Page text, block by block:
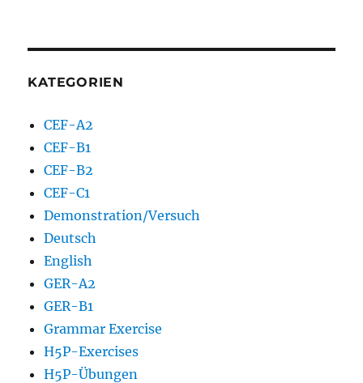
KATEGORIEN
CEF-A2
CEF-B1
CEF-B2
CEF-C1
Demonstration/Versuch
Deutsch
English
GER-A2
GER-B1
Grammar Exercise
H5P-Exercises
H5P-Übungen